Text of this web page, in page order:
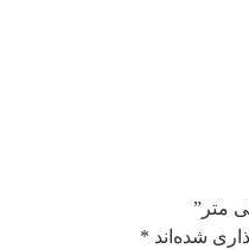
شده‌اند *